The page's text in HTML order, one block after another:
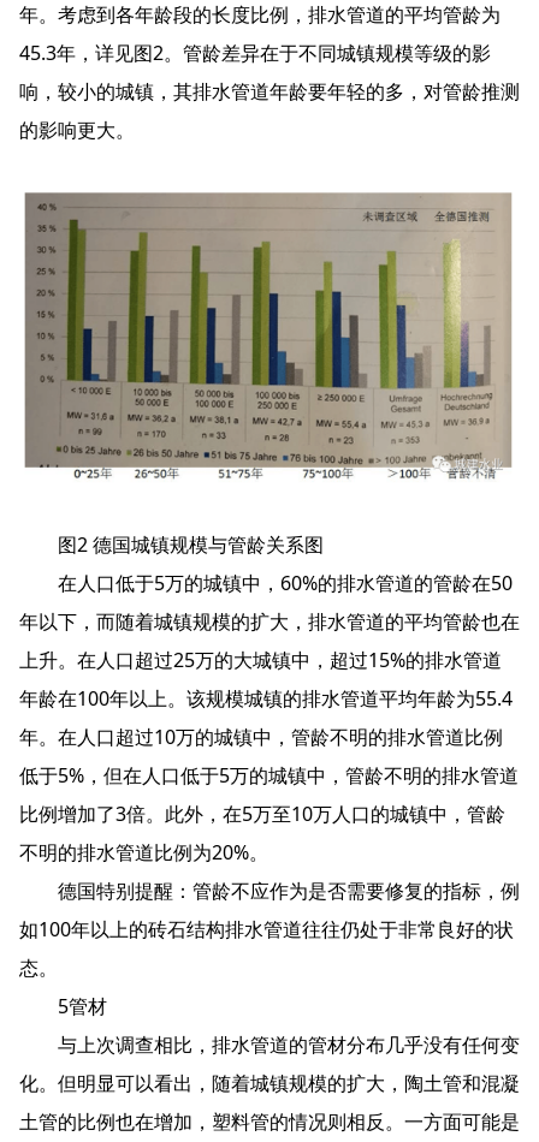
年。考虑到各年龄段的长度比例，排水管道的平均管龄为
45.3年，详见图2。管龄差异在于不同城镇规模等级的影
响，较小的城镇，其排水管道年龄要年轻的多，对管龄推测
的影响更大。
图2 德国城镇规模与管龄关系图
在人口低于5万的城镇中，60%的排水管道的管龄在50
年以下，而随着城镇规模的扩大，排水管道的平均管龄也在
上升。在人口超过25万的大城镇中，超过15%的排水管道
年龄在100年以上。该规模城镇的排水管道平均年龄为55.4
年。在人口超过10万的城镇中，管龄不明的排水管道比例
低于5%，但在人口低于5万的城镇中，管龄不明的排水管道
比例增加了3倍。此外，在5万至10万人口的城镇中，管龄
不明的排水管道比例为20%。
德国特别提醒：管龄不应作为是否需要修复的指标，例
如100年以上的砖石结构排水管道往往仍处于非常良好的状
态。
5管材
与上次调查相比，排水管道的管材分布几乎没有任何变
化。但明显可以看出，随着城镇规模的扩大，陶土管和混凝
土管的比例也在增加，塑料管的情况则相反。一方面可能是